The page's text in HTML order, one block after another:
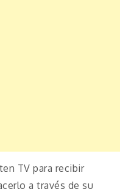
TV para recibir
a través de su